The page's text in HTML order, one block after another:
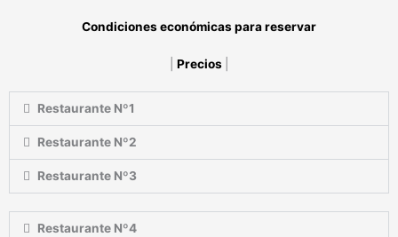
Condiciones económicas para reservar
Precios
Restaurante Nº1
Restaurante Nº2
Restaurante Nº3
Restaurante Nº4